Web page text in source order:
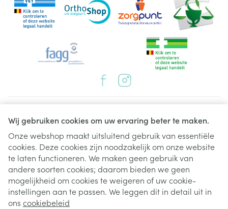
Wij gebruiken cookies om uw ervaring beter te maken.
Onze webshop maakt uitsluitend gebruik van essentiële
cookies. Deze cookies zijn noodzakelijk om onze website
te laten functioneren. We maken geen gebruik van
andere soorten cookies; daarom bieden we geen
mogelijkheid om cookies te weigeren of uw cookie-
instellingen aan te passen. We leggen dit in detail uit in
ons cookiebeleid
Juridische links